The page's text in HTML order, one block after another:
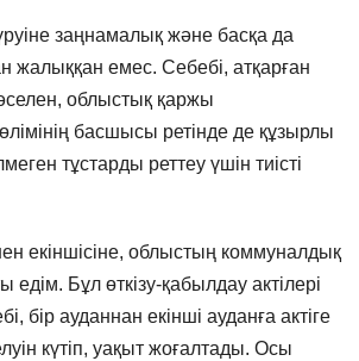
заңнамалық және басқа да
жалыққан емес. Себебі, атқарған
облыстық қаржы
басшысы ретінде де құзырлы
тұстарды реттеу үшін тиісті
екіншісіне, облыстың коммуналдық
едім. Бұл өткізу-қабылдау актілері
ауданнан екінші ауданға актіге
күтіп, уақыт жоғалтады. Осы